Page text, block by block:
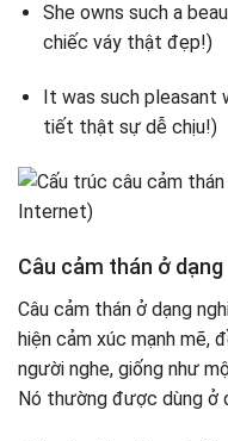
She owns such a
chiếc váy thật đẹp!)
It was such pleasant
tiết thật sự dễ chịu!)
Câu cảm thán ở dạng
Câu cảm thán ở dạng
hiện cảm xúc mạnh mẽ,
người nghe, giống như
Nó thường được dùng ở